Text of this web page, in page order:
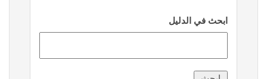
ابحث في الدليل